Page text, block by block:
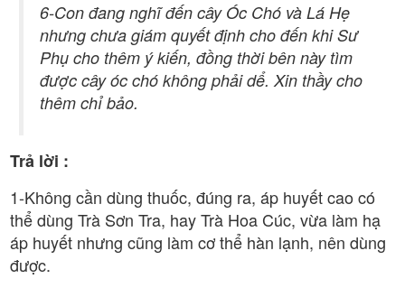
6-Con đang nghĩ đến cây Óc Chó và Lá Hẹ
nhưng chưa giám quyết định cho đến khi Sư
Phụ cho thêm ý kiến, đồng thời bên này tìm
được cây óc chó không phải dể. Xin thầy cho
thêm chỉ bảo.
Trả lời :
1-Không cần dùng thuốc, đúng ra, áp huyết cao có
thể dùng Trà Sơn Tra, hay Trà Hoa Cúc, vừa làm hạ
áp huyết nhưng cũng làm cơ thể hàn lạnh, nên dùng
được.